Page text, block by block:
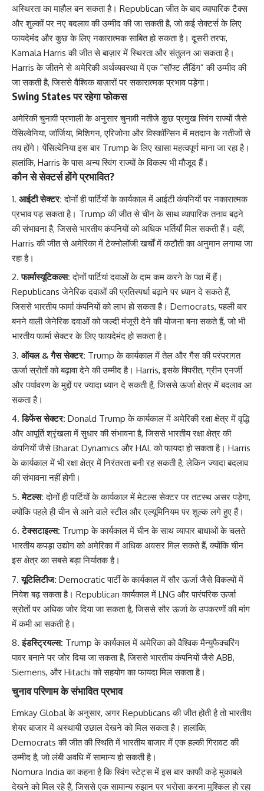
अस्थिरता का माहौल बन सकता है। Republican जीत के बाद व्यापारिक टैक्स
और शुल्कों पर नए बदलाव की उम्मीद की जा सकती है, जो कई सेक्टर्स के लिए
फायदेमंद और कुछ के लिए नकारात्मक साबित हो सकता है। दूसरी तरफ,
Kamala Harris की जीत से बाज़ार में स्थिरता और संतुलन आ सकता है।
Harris के जीतने से अमेरिकी अर्थव्यवस्था में एक “सॉफ्ट लैंडिंग” की उम्मीद की
जा सकती है, जिससे वैश्विक बाज़ारों पर सकारात्मक प्रभाव पड़ेगा।
Swing States पर रहेगा फोकस
अमेरिकी चुनावी प्रणाली के अनुसार चुनावी नतीजे कुछ प्रमुख स्विंग राज्यों जैसे
पेंसिल्वेनिया, जॉर्जिया, मिशिगन, एरिजोना और विस्कॉन्सिन में मतदान के नतीजों से
तय होंगे। पेंसिल्वेनिया इस बार Trump के लिए खासा महत्वपूर्ण माना जा रहा है।
हालांकि, Harris के पास अन्य स्विंग राज्यों के विकल्प भी मौजूद हैं।
कौन से सेक्टर्स होंगे प्रभावित?
आईटी सेक्टर: दोनों ही पार्टियों के कार्यकाल में आईटी कंपनियों पर नकारात्मक
प्रभाव पड़ सकता है। Trump की जीत से चीन के साथ व्यापारिक तनाव बढ़ने
की संभावना है, जिससे भारतीय कंपनियों को अधिक भर्तियाँ मिल सकती हैं। वहीं,
Harris की जीत से अमेरिका में टेक्नोलॉजी खर्चों में कटौती का अनुमान लगाया जा
रहा है।
फार्मास्यूटिकल्स: दोनों पार्टियां दवाओं के दाम कम करने के पक्ष में हैं।
Republicans जेनेरिक दवाओं की प्रतिस्पर्धा बढ़ाने पर ध्यान दे सकते हैं,
जिससे भारतीय फार्मा कंपनियों को लाभ हो सकता है। Democrats, पहली बार
बनने वाली जेनेरिक दवाओं को जल्दी मंजूरी देने की योजना बना सकते हैं, जो भी
भारतीय फार्मा सेक्टर के लिए फायदेमंद हो सकता है।
ऑयल & गैस सेक्टर: Trump के कार्यकाल में तेल और गैस की परंपरागत
ऊर्जा स्रोतों को बढ़ावा देने की उम्मीद है। Harris, इसके विपरीत, ग्रीन एनर्जी
और पर्यावरण के मुद्दों पर ज्यादा ध्यान दे सकती हैं, जिससे ऊर्जा क्षेत्र में बदलाव आ
सकता है।
डिफेंस सेक्टर: Donald Trump के कार्यकाल में अमेरिकी रक्षा क्षेत्र में वृद्धि
और आपूर्ति श्रृंखला में सुधार की संभावना है, जिससे भारतीय रक्षा क्षेत्र की
कंपनियों जैसे Bharat Dynamics और HAL को फायदा हो सकता है। Harris
के कार्यकाल में भी रक्षा क्षेत्र में निरंतरता बनी रह सकती है, लेकिन ज्यादा बदलाव
की संभावना नहीं होगी।
मेटल्स: दोनों ही पार्टियों के कार्यकाल में मेटल्स सेक्टर पर तटस्थ असर पड़ेगा,
क्योंकि पहले ही चीन से आने वाले स्टील और एल्यूमिनियम पर शुल्क लगे हुए हैं।
टेक्सटाइल्स: Trump के कार्यकाल में चीन के साथ व्यापार बाधाओं के चलते
भारतीय कपड़ा उद्योग को अमेरिका में अधिक अवसर मिल सकते हैं, क्योंकि चीन
इस क्षेत्र का सबसे बड़ा निर्यातक है।
यूटिलिटीज: Democratic पार्टी के कार्यकाल में सौर ऊर्जा जैसे विकल्पों में
निवेश बढ़ सकता है। Republican कार्यकाल में LNG और पारंपरिक ऊर्जा
स्रोतों पर अधिक जोर दिया जा सकता है, जिससे सौर ऊर्जा के उपकरणों की मांग
में कमी आ सकती है।
इंडस्ट्रियल्स: Trump के कार्यकाल में अमेरिका को वैश्विक मैन्युफैक्चरिंग
पावर बनाने पर जोर दिया जा सकता है, जिससे भारतीय कंपनियों जैसे ABB,
Siemens, और Hitachi को सहयोग का फायदा मिल सकता है।
चुनाव परिणाम के संभावित प्रभाव
Emkay Global के अनुसार, अगर Republicans की जीत होती है तो भारतीय
शेयर बाजार में अस्थायी उछाल देखने को मिल सकता है। हालांकि,
Democrats की जीत की स्थिति में भारतीय बाजार में एक हल्की गिरावट की
उम्मीद है, जो लंबी अवधि में सामान्य हो सकती है।
Nomura India का कहना है कि स्विंग स्टेट्स में इस बार काफी कड़े मुकाबले
देखने को मिल रहे हैं, जिससे एक सामान्य रुझान पर भरोसा करना मुश्किल हो रहा